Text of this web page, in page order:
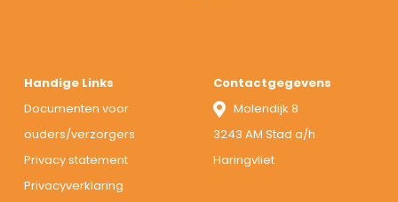
Handige Links
Documenten voor
ouders/verzorgers
Privacy statement
Privacyverklaring
Contactgegevens
Molendijk 8
3243 AM Stad a/h
Haringvliet